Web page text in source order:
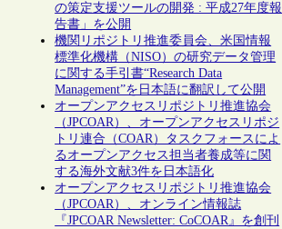
の策定支援ツールの開発 : 平成27年度報
告書」を公開
機関リポジトリ推進委員会、米国情報
標準化機構（NISO）の研究データ管理
に関する手引書“Research Data
Management”を日本語に翻訳して公開
オープンアクセスリポジトリ推進協会
（JPCOAR）、オープンアクセスリポジ
トリ連合（COAR）タスクフォースによ
るオープンアクセス担当者養成等に関
する海外文献3件を日本語化
オープンアクセスリポジトリ推進協会
（JPCOAR）、オンライン情報誌
『JPCOAR Newsletter: CoCOAR』を創刊